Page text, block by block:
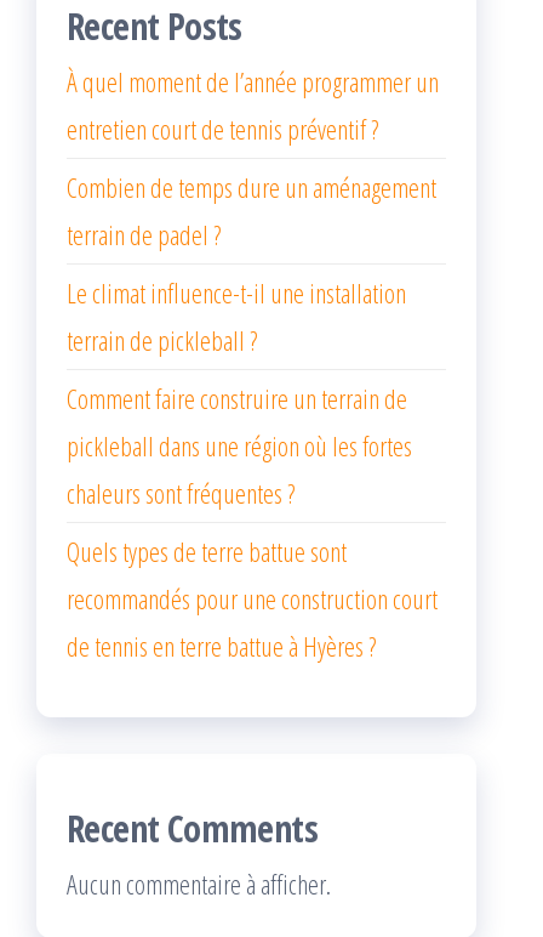
Recent Posts
À quel moment de l’année programmer un
entretien court de tennis préventif ?
Combien de temps dure un aménagement
terrain de padel ?
Le climat influence-t-il une installation
terrain de pickleball ?
Comment faire construire un terrain de
pickleball dans une région où les fortes
chaleurs sont fréquentes ?
Quels types de terre battue sont
recommandés pour une construction court
de tennis en terre battue à Hyères ?
Recent Comments
Aucun commentaire à afficher.